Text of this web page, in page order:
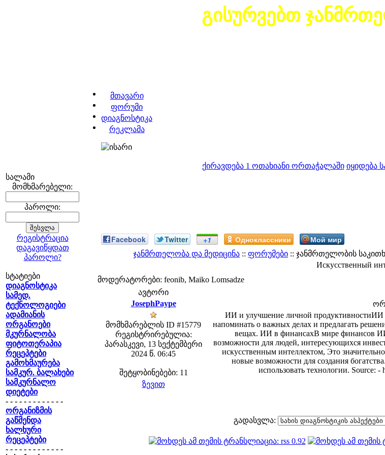
გისურვებთ
მთავარი
ფორუმი
დიაგნოსტიკა
რეკლამა
ქირავდება 1 ოთახიანი ორთაჭალაში იყიდება
სალამი
მომხმარებელი:
პაროლი:
რეგისტრაცია
დაგავიწყდათ
პაროლი?
სტატიები
დიაგნოსტიკა
სამედ.
ტექნოლოგიები
ადამიანის
ორგანოები
მკურნალობა
ფიტოთერაპია
რეცეპტები
გამოხმაურება
სამკურ. ბალახები
სამკურნალო
დიეტები
- - - - - - - - - - - - -
ორგანიზმის
გაწმენდა
ხალხური
რეცეპტები
- - - - - - - - - - - - -
Facebook Twitter +1 Одноклассники Мой мир
ჯანმრთელობა და მედიცინა :: ფორუმები :: ჯანმრთელობის
Искусственный
მოდერატორები: feonib, Maiko Lomsadze
ავტორი
JosephPaype
მომხმარებლის ID #15779
რეგისტრირებულია:
პარასკევი, 13 სექტემბერი
2024 წ. 06:45
შეტყობინებები: 11
ИИ и улучшение личной продуктивностиИИ
напоминать о важных делах и предлагать
вещах. ИИ в финансахВ мире финансов
возможности для людей, интересующихся
искусственным интеллектом, Это
новые возможности для создания
использовать технологии. Source:
ზევით
გადასვლა: